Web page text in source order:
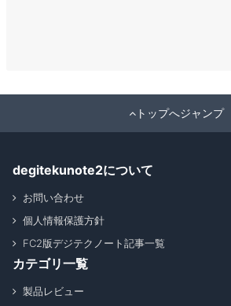
トップへジャンプ
degitekunote2について
お問い合わせ
個人情報保護方針
FC2版デジテクノート記事一覧
カテゴリ一覧
製品レビュー